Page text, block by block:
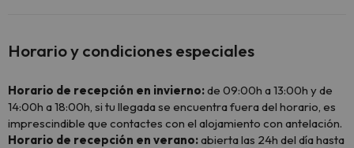
Horario y condiciones especiales
Horario de recepción en invierno:de 09:00h a 13:00h y de
14:00h a 18:00h, si tu llegada se encuentra fuera del horario, es
imprescindible que contactes con el alojamiento con antelación.
Horario de recepción en verano:abierta las 24h del día hasta